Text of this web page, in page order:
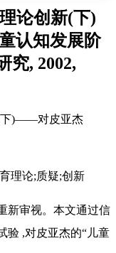
论创新(下)
认知发展阶
究, 2002,
下)——对皮亚杰
理论;质疑;创新
新审视。本文通过信
验 ,对皮亚杰的“儿童